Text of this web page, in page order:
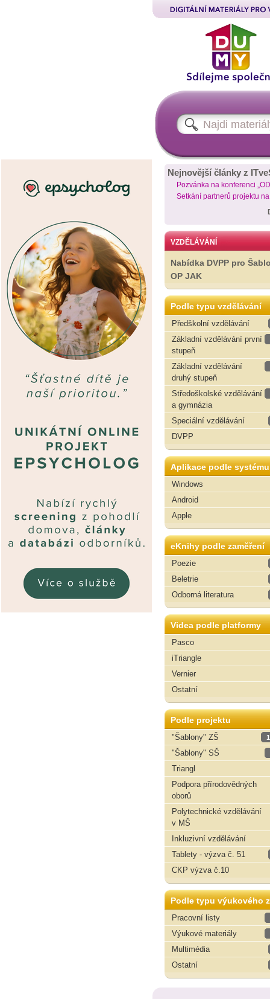
Nejnovější články z
Pozvánka na konferenci
Setkání partnerů projektu
VZDĚLÁVÁNÍ
Nabídka DVPP pro
OP JAK
Podle typu vzdělávání
Předškolní vzdělávání
Základní vzdělávání první
stupeň
Základní vzdělávání
druhý stupeň
Středoškolské vzdělávání
a gymnázia
Speciální vzdělávání
DVPP
Aplikace podle systému
Windows
Android
Apple
eKnihy podle zaměření
Poezie
Beletrie
Odborná literatura
Videa podle platformy
Pasco
iTriangle
Vernier
Ostatní
Podle projektu
"Šablony" ZŠ
"Šablony" SŠ
Triangl
Podpora přírodovědných
oborů
Polytechnické vzdělávání
v MŠ
Inkluzivní vzdělávání
Tablety - výzva č. 51
CKP výzva č.10
Podle typu výukového
Pracovní listy
Výukové materiály
Multimédia
Ostatní